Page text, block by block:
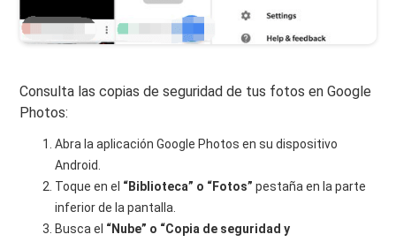
Consulta las copias de seguridad de tus fotos en Google
Photos:
Abra la aplicación Google Photos en su dispositivo
Android.
Toque en el “Biblioteca” o “Fotos” pestaña en la parte
inferior de la pantalla.
Busca el “Nube” o “Copia de seguridad y